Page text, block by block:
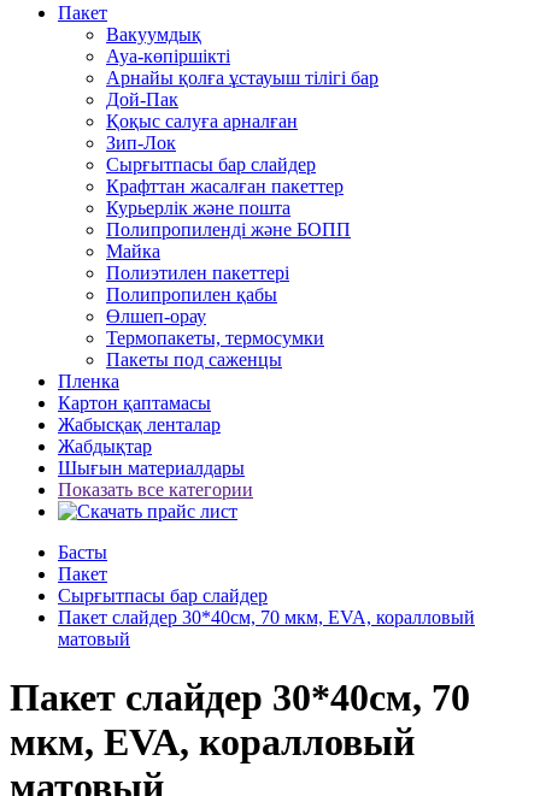
Пакет
Вакуумдық
Ауа-көпіршікті
Арнайы қолға ұстауыш тілігі бар
Дой-Пак
Қоқыс салуға арналған
Зип-Лок
Сырғытпасы бар слайдер
Крафттан жасалған пакеттер
Курьерлік және пошта
Полипропиленді және БОПП
Майка
Полиэтилен пакеттері
Полипропилен қабы
Өлшеп-орау
Термопакеты, термосумки
Пакеты под саженцы
Пленка
Картон қаптамасы
Жабысқақ ленталар
Жабдықтар
Шығын материалдары
Показать все категории
Басты
Пакет
Сырғытпасы бар слайдер
Пакет слайдер 30*40см, 70 мкм, EVA, коралловый
матовый
Пакет слайдер 30*40см, 70
мкм, EVA, коралловый
матовый